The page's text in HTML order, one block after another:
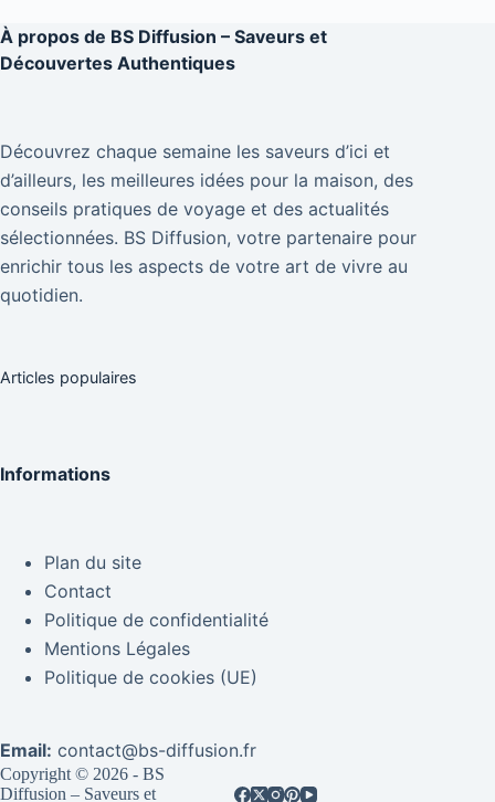
À propos de BS Diffusion – Saveurs et
Découvertes Authentiques
Découvrez chaque semaine les saveurs d’ici et
d’ailleurs, les meilleures idées pour la maison, des
conseils pratiques de voyage et des actualités
sélectionnées. BS Diffusion, votre partenaire pour
enrichir tous les aspects de votre art de vivre au
quotidien.
Articles populaires
Informations
Plan du site
Contact
Politique de confidentialité
Mentions Légales
Politique de cookies (UE)
Email: contact@bs-diffusion.fr
Copyright © 2026 - BS
Diffusion – Saveurs et